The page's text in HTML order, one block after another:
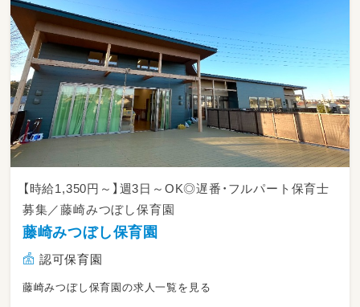
・保護者対応、園児の健康管理・相談
・園の広報・宣伝活動、保護者向けイベント企画・
実施
・自治体や地域の保育関係機関との協力、調整
・安全管理、防災対策の策定・実施
私たちの園では、子供たちの心身の健やかな成
長を第一に考え、国際色豊かな環境で保育を提
供しています。私たちは、保護者やスタッフと
密なコミュニケーションを取り、最高の保育を
提供することを目指しています。園長として、
緒に働いていただける方をお待ちしておりま
す！！
【時給1,350円～】週3日～OK◎遅番・フルパート保育士
募集／藤崎みつぼし保育園
藤崎みつぼし保育園
認可保育園
藤崎みつぼし保育園の求人一覧を見る